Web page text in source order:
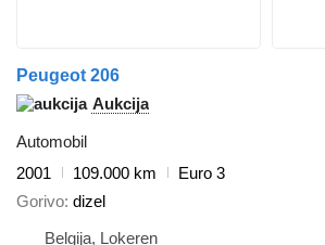
Peugeot 206
Aukcija
Automobil
2001
109.000 km
Euro 3
Gorivo dizel
Belgija, Lokeren